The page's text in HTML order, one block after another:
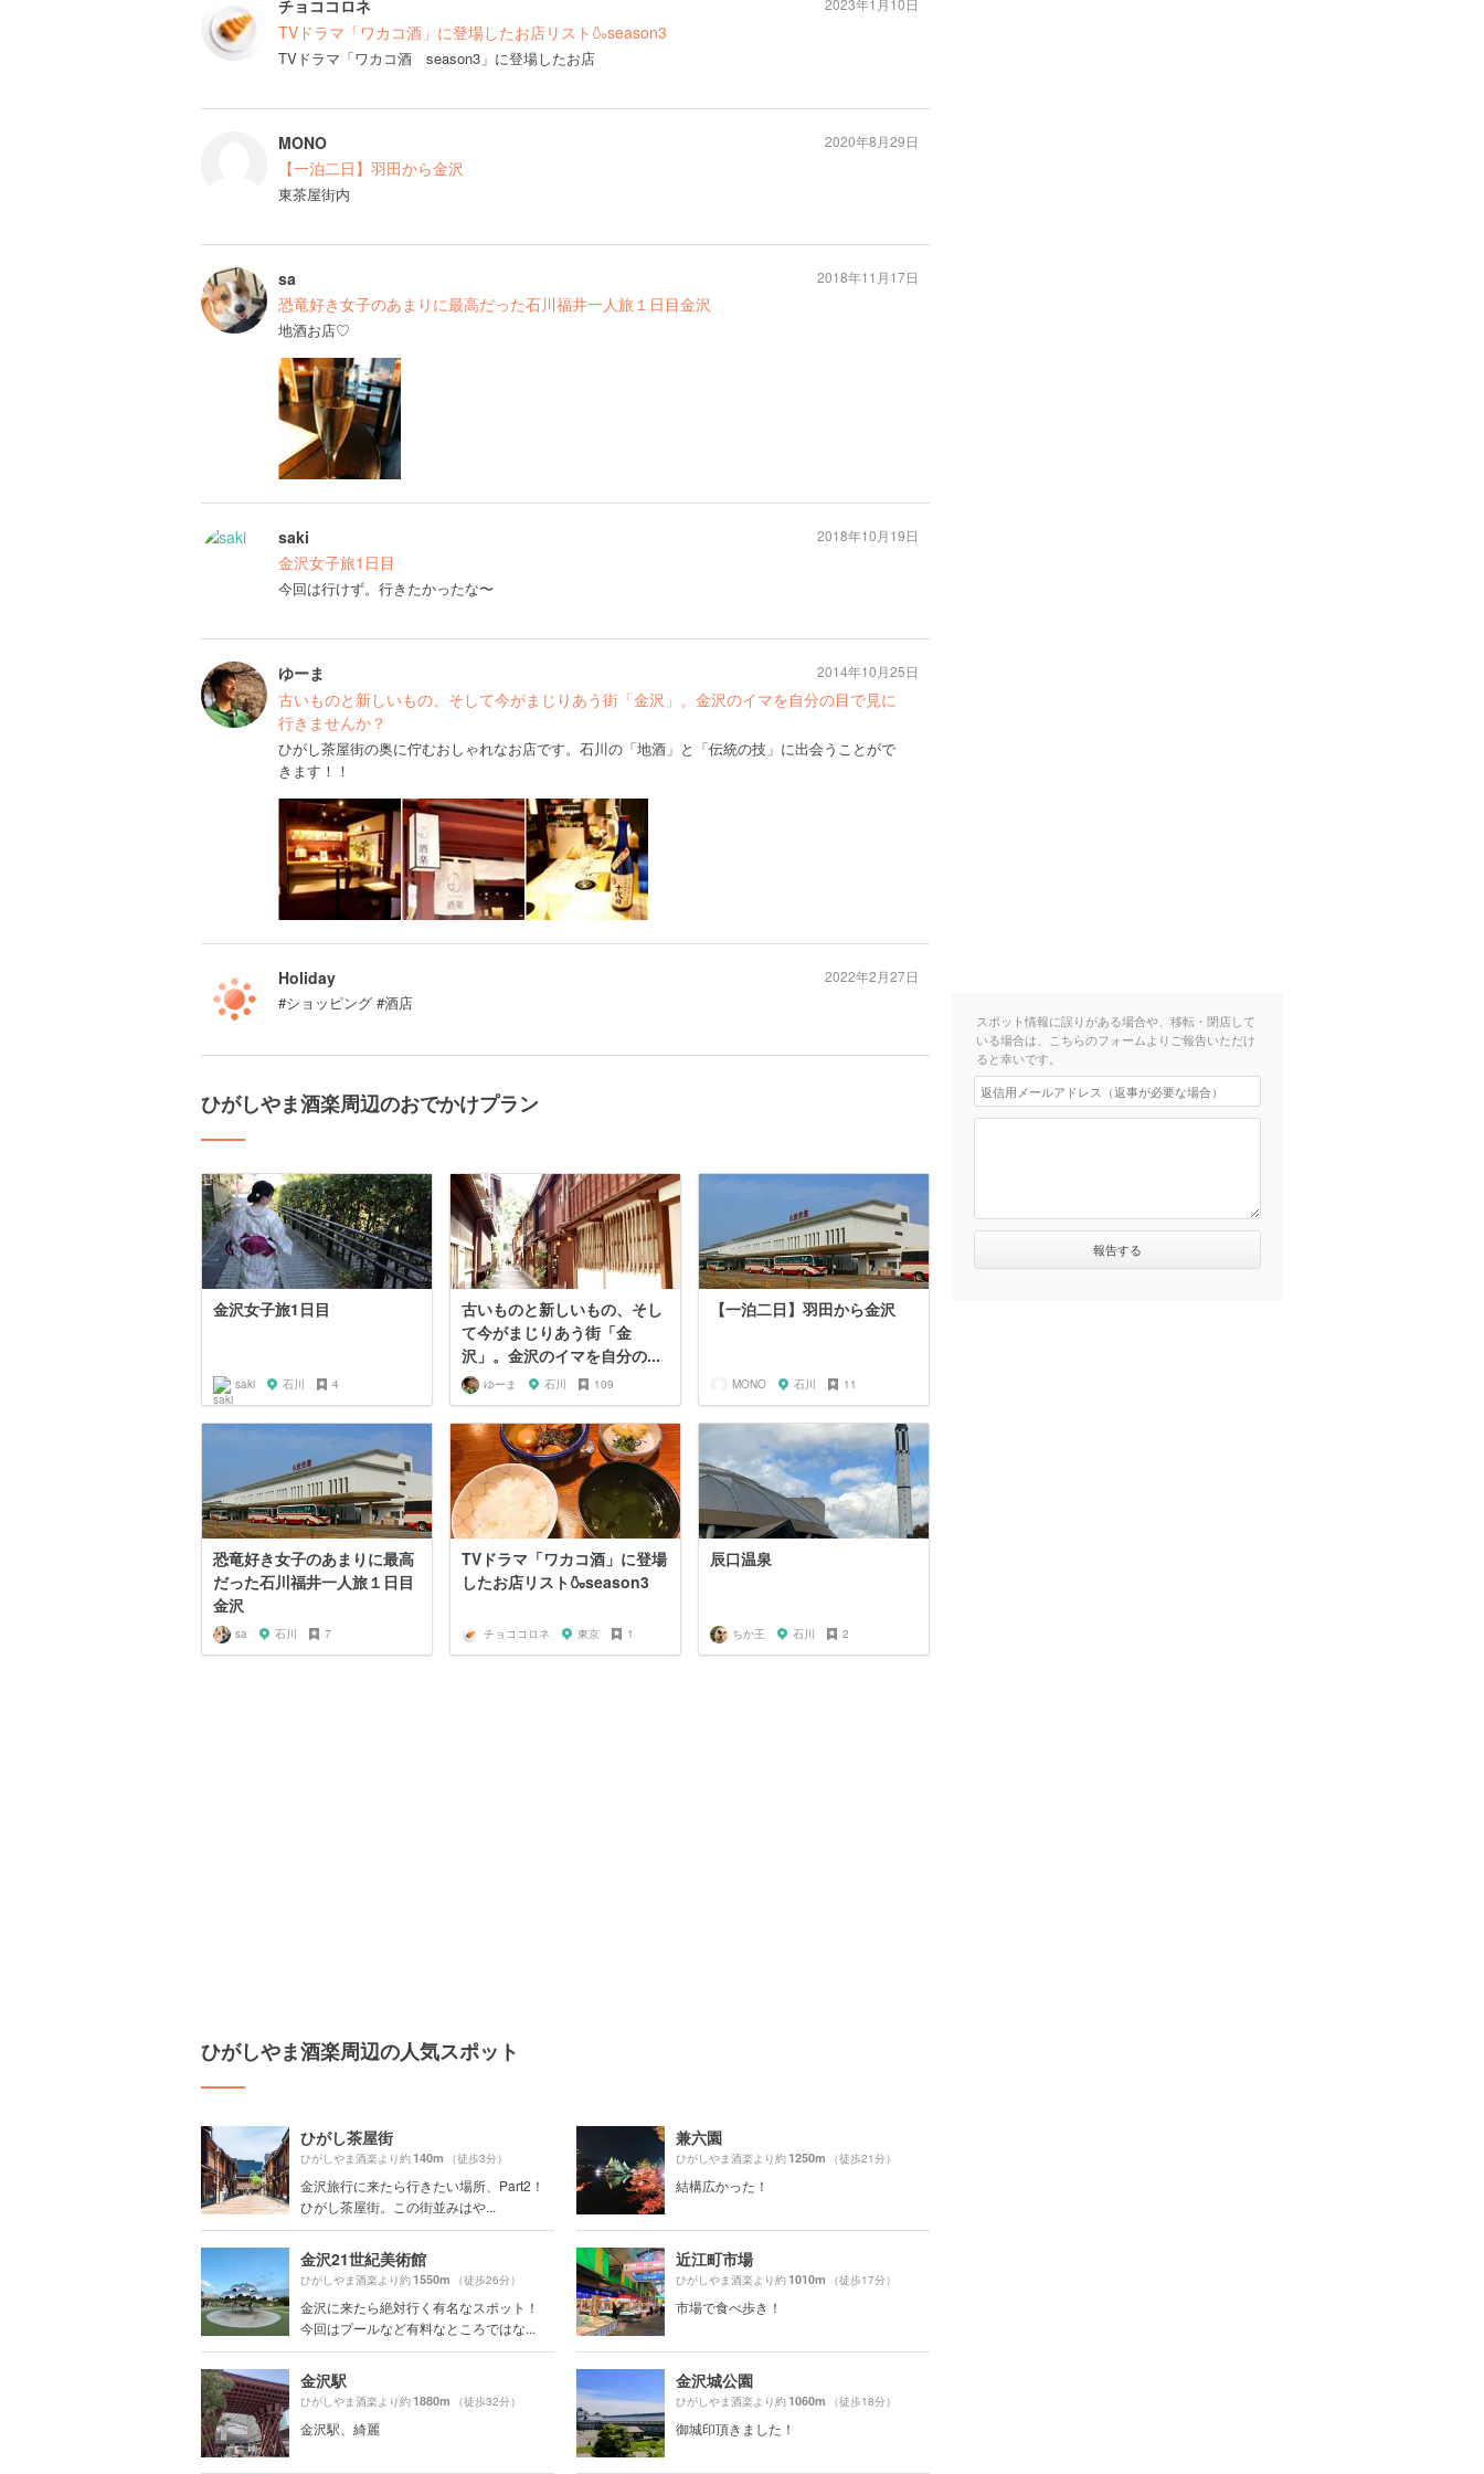
チョココロネ
TVドラマ「ワカコ酒」に登場したお店リスト🍶season3
TVドラマ「ワカコ酒 season3」に登場したお店
2023年1月10日
MONO
【一泊二日】羽田から金沢
東茶屋街内
2020年8月29日
sa
恐竜好き女子のあまりに最高だった石川福井一人旅１日目金沢
地酒お店♡
2018年11月17日
saki
金沢女子旅1日目
今回は行けず。行きたかったな〜
2018年10月19日
ゆーま
古いものと新しいもの、そして今がまじりあう街「金沢」。金沢のイマを自分の目で見に
行きませんか？
ひがし茶屋街の奥に佇むおしゃれなお店です。石川の「地酒」と「伝統の技」に出会うことがで
きます！！
2014年10月25日
Holiday
#ショッピング #酒店
2022年2月27日
ひがしやま酒楽周辺のおでかけプラン
金沢女子旅1日目
saki 石川 4
古いものと新しいもの、そし
て今がまじりあう街「金
沢」。金沢のイマを自分の...
ゆーま 石川 109
【一泊二日】羽田から金沢
MONO 石川 11
恐竜好き女子のあまりに最高
だった石川福井一人旅１日目
金沢
sa 石川 7
TVドラマ「ワカコ酒」に登場
したお店リスト🍶season3
チョココロネ 東京 1
辰口温泉
ちか王 石川 2
ひがしやま酒楽周辺の人気スポット
ひがし茶屋街
ひがしやま酒楽より約140m （徒歩3分）
金沢旅行に来たら行きたい場所、Part2！
ひがし茶屋街。この街並みはや...
兼六園
ひがしやま酒楽より約1250m （徒歩21分）
結構広かった！
金沢21世紀美術館
ひがしやま酒楽より約1550m （徒歩26分）
金沢に来たら絶対行く有名なスポット！
今回はプールなど有料なところではな...
近江町市場
ひがしやま酒楽より約1010m （徒歩17分）
市場で食べ歩き！
金沢駅
ひがしやま酒楽より約1880m （徒歩32分）
金沢駅、綺麗
金沢城公園
ひがしやま酒楽より約1060m （徒歩18分）
御城印頂きました！
スポット情報に誤りがある場合や、移転・閉店して
いる場合は、こちらのフォームよりご報告いただけ
ると幸いです。